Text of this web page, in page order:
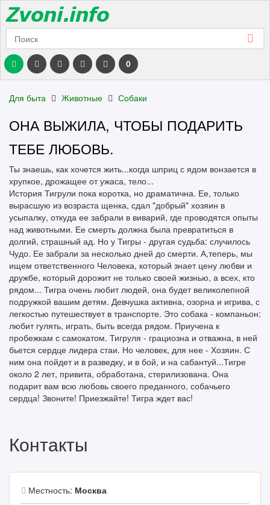
0
Для быта Животные Собаки
ОНА ВЫЖИЛА, ЧТОБЫ ПОДАРИТЬ
ТЕБЕ ЛЮБОВЬ.
Ты знаешь, как хочется жить...когда шприц с ядом вонзается в
хрупкое, дрожащее от ужаса, тело...
История Тигрули пока коротка, но драматична. Ее, только
вырасшую из возраста щенка, сдал "добрый" хозяин в
усыпалку, откуда ее забрали в виварий, где проводятся опыты
над животными. Ее смерть должна была превратиться в
долгий, страшный ад. Но у Тигры - другая судьба: случилось
Чудо. Ее забрали за несколько дней до смерти. А,теперь, мы
ищем ответственного Человека, который знает цену любви и
дружбе, который дорожит не только своей жизнью, а всех, кто
рядом... Тигра очень любит людей, она будет великолепной
подружкой вашим детям. Девчушка активна, озорна и игрива, с
легкостью путешествует в транспорте. Это собака - компаньон:
любит гулять, играть, быть всегда рядом. Приучена к
пробежкам с самокатом. Тигруля - грациозна и отважна, в ней
бьется сердце лидера стаи. Но человек, для нее - Хозяин. С
ним она пойдет и в разведку, и в бой, и на сабантуй...Тигре
около 2 лет, привита, обработана, стерилизована. Она
подарит вам всю любовь своего преданного, собачьего
сердца! Звоните! Приезжайте! Тигра ждет вас!
Контакты
Местность: Москва